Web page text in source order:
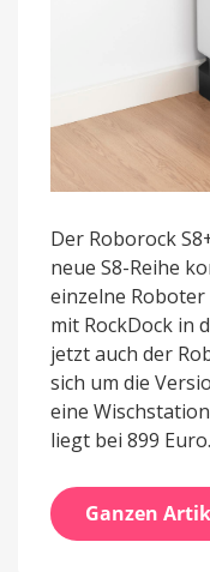
Der Roborock
neue S8-Reihe
einzelne
mit RockDock in
jetzt auch der
sich um die
eine
liegt bei 899 Euro.
Ganzen